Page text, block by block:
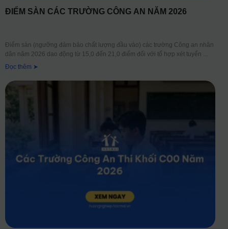
ĐIỂM SÀN CÁC TRƯỜNG CÔNG AN NĂM 2026
Điểm sàn (ngưỡng đảm bảo chất lượng đầu vào) các trường Công an nhân
dân năm 2026 dao động từ 15,0 đến 21,0 điểm đối với tổ hợp xét tuyển
Đọc thêm ➤